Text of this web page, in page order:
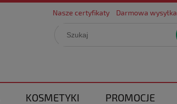
Nasze certyfikaty Darmowa wysyłka
KOSMETYKI PROMOCJE